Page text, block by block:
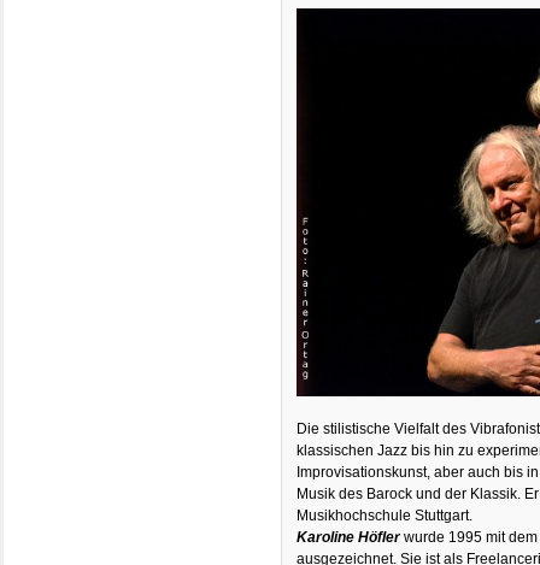
Die stilistische Vielfalt des
klassischen Jazz bis hin zu
Improvisationskunst, aber auch bis
Musik des Barock und der Klassik.
Musikhochschule Stuttgart.
Karoline Höflerwurde 1995 mit
ausgezeichnet. Sie ist als